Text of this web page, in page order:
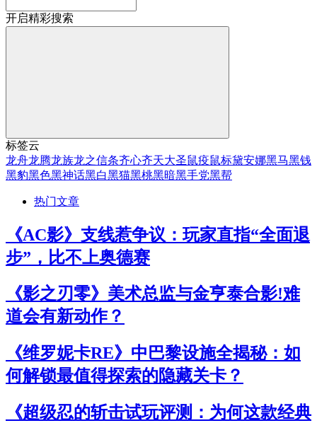
开启精彩搜索
标签云
龙舟龙腾龙族龙之信条齐心齐天大圣鼠疫鼠标黛安娜黑马黑钱
黑豹黑色黑神话黑白黑猫黑桃黑暗黑手党黑帮
热门文章
《AC影》支线惹争议：玩家直指“全面退
步”，比不上奥德赛
《影之刃零》美术总监与金亨泰合影!难
道会有新动作？
《维罗妮卡RE》中巴黎设施全揭秘：如
何解锁最值得探索的隐藏关卡？
《超级忍的斩击试玩评测：为何这款经典